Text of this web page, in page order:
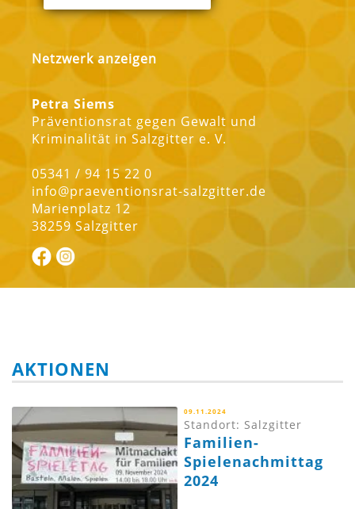
Netzwerk anzeigen
Petra Siems
Präventionsrat gegen Gewalt und
Kriminalität in Salzgitter e. V.
05341 / 94 15 22 0
info@praeventionsrat-salzgitter.de
Marienplatz 12
38259 Salzgitter
AKTIONEN
09.11.2024
Standort: Salzgitter
Familien-
Spielenachmittag
2024